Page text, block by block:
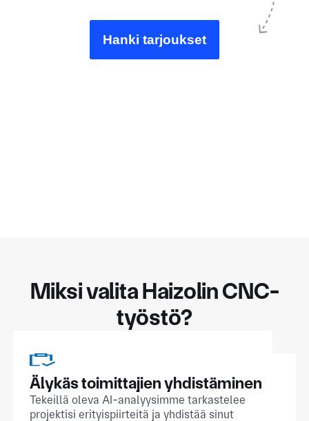
Hanki tarjoukset
Miksi valita Haizolin CNC-
työstö?
Älykäs toimittajien yhdistäminen
Tekeillä oleva AI-analyysimme tarkastelee
projektisi erityispiirteitä ja yhdistää sinut